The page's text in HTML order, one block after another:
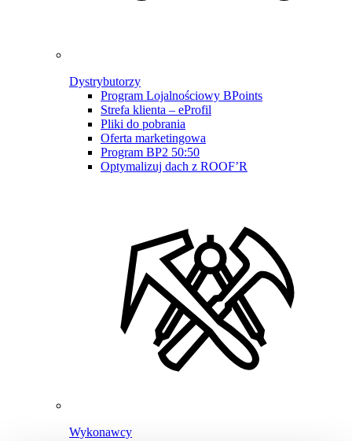
Dystrybutorzy
Program Lojalnościowy BPoints
Strefa klienta – eProfil
Pliki do pobrania
Oferta marketingowa
Program BP2 50:50
Optymalizuj dach z ROOF’R
Wykonawcy